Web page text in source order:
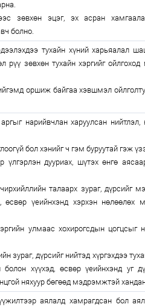
зөвхөн эцэг, эх асран
болно.
тухайн хүний харьяалал
рүү зөвхөн тухайн хэргийг
оршиж байгаа хэвшмэл
нарийвчлан харуулсан нийтлэл,
бол хэнийг ч гэм буруутай гэж
дууриах, шүтэх өнгө
талаарх зураг, дүрсийг
өсвөр үеийнхэнд хэрхэн нөлөөлөх
улмаас хохирогсдын цогцсыг
дүрсийг нийтэд хүргэхдээ
хүүхэд, өсвөр үеийнхэнд уг
няхуур бөгөөд мэдрэмжтэй
аялалд хамрагдсан бол